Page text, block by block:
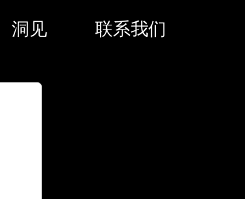
洞见 联系我们